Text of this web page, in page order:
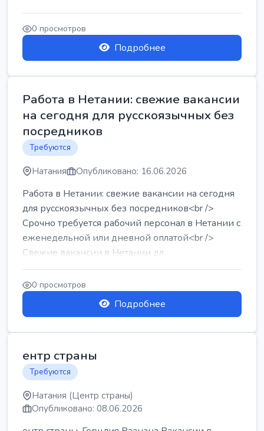
женщин от хозя...
0 просмотров
Подробнее
Работа в Нетании: свежие вакансии
на сегодня для русскоязычных без
посредников
Требуются
Натания Опубликовано: 16.06.2026
Работа в Нетании: свежие вакансии на сегодня
для русскоязычных без посредников<br />
Срочно требуется рабочий персонал в Нетании с
еженедельной или дневной оплатой<br />
Свежие вакансии в Нетании дл...
0 просмотров
Подробнее
ентр страны
Требуются
Натания (Центр страны)
Опубликовано: 08.06.2026